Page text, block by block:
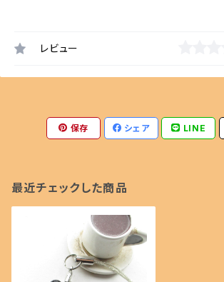
レビュー
保存 シェア LINE
最近チェックした商品